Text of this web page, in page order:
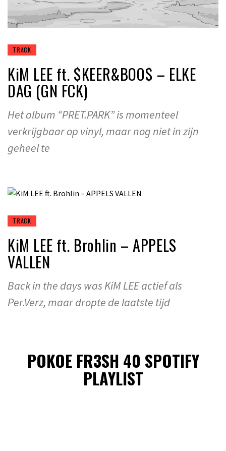
TRACK
KiM LEE ft. $KEER&BOO$ – ELKE
DAG (GN FCK)
Het album “PRET.PARK” is momenteel
verkrijgbaar op vinyl, maar nog niet in zijn
geheel te
TRACK
KiM LEE ft. Brohlin – APPELS
VALLEN
Back in the days was KiM LEE actief als
Per.Verz, maar dropte de laatste tijd
POKOE FR3SH 40 SPOTIFY
PLAYLIST